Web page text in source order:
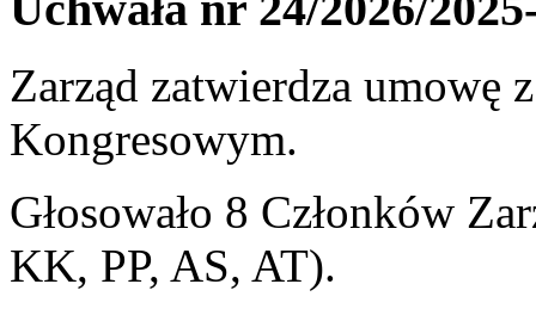
Zarząd zatwierdza umowę
Kongresowym.
Głosowało 8 Członków
KK, PP, AS, AT).